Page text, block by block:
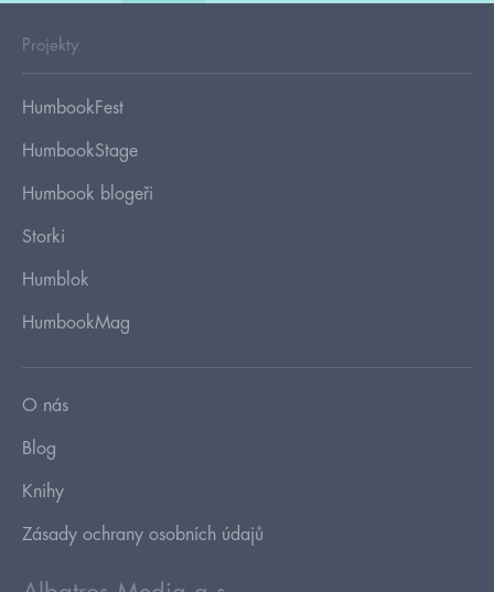
Projekty
HumbookFest
HumbookStage
Humbook blogeři
Storki
Humblok
HumbookMag
O nás
Blog
Knihy
Zásady ochrany osobních údajů